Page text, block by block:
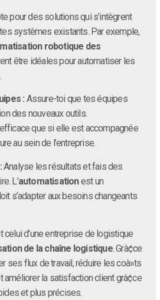
pour des solutions qui s’intègrent
systèmes existants. Par exemple,
robotique des
être idéales pour automatiser les
: Assure-toi que tes équipes
des nouveaux outils.
que si elle est accompagnée
au sein de l’entreprise.
Analyse les résultats et fais des
L’automatisationest un
s’adapter aux besoins changeants
d’une entreprise de logistique
de la chaîne logistique. Grà¢ce
ses flux de travail, réduire les coà»ts
améliorer la satisfaction client grà¢ce
et plus précises.